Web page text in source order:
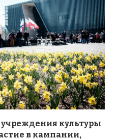
культуры
в кампании,